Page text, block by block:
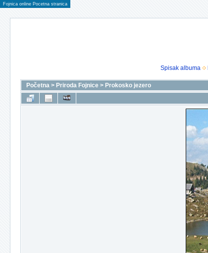
Fojnica online Pocetna stranica
Spisak albuma
Početna > Priroda Fojnice > Prokosko jezero